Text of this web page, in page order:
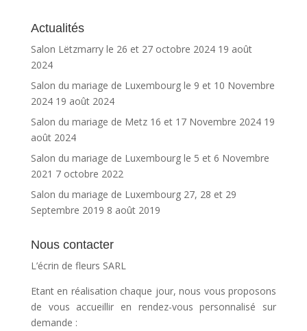
Actualités
Salon Lëtzmarry le 26 et 27 octobre 2024 19 août
2024
Salon du mariage de Luxembourg le 9 et 10 Novembre
2024 19 août 2024
Salon du mariage de Metz 16 et 17 Novembre 2024 19
août 2024
Salon du mariage de Luxembourg le 5 et 6 Novembre
2021 7 octobre 2022
Salon du mariage de Luxembourg 27, 28 et 29
Septembre 2019 8 août 2019
Nous contacter
L’écrin de fleurs SARL
Etant en réalisation chaque jour, nous vous proposons
de vous accueillir en rendez-vous personnalisé sur
demande :